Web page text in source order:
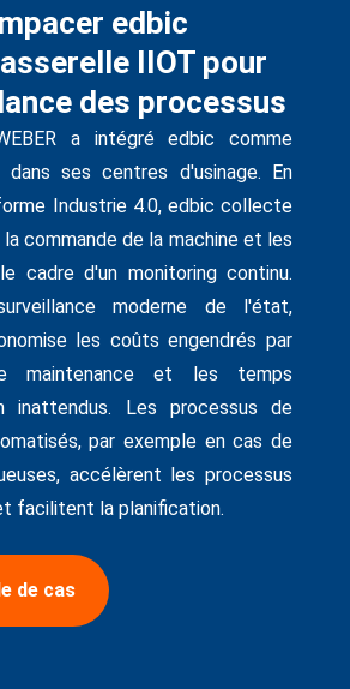
edbic
IIOT pour
des processus
a intégré edbic comme
ses centres d'usinage. En
Industrie 4.0, edbic collecte
la commande de la machine et les
cadre d'un monitoring continu.
moderne de l'état,
les coûts engendrés par
maintenance et les temps
inattendus. Les processus de
par exemple en cas de
accélèrent les processus
facilitent la planification.
de cas